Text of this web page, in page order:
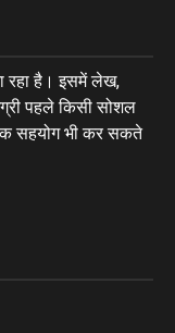
रहा है। इसमें लेख,
पहले किसी सोशल
सहयोग भी कर सकते